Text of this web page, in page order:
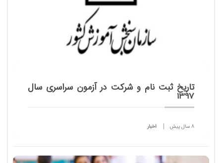
تاريخ ثبت نام و شركت در آزمون سراسری سال
1397
8 سال پیش اخبار
شركت در آزمون سراسری سال 1397 برای دوره های